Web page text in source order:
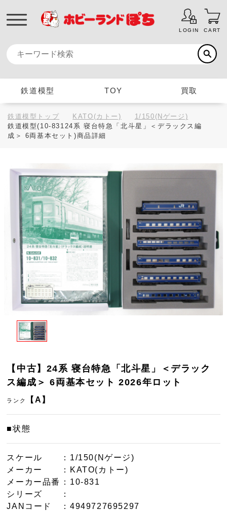
LOGIN CART
鉄道模型 TOY 買取
鉄道模型トップ KATO(カトー)
1/150(Nゲージ)
鉄道模型(10-83124系 寝台特急「北斗星」＜デラックス編
成＞ 6両基本セット)商品詳細
【中古】24系 寝台特急「北斗星」＜デラック
ス編成＞ 6両基本セット 2026年ロット
ランク 【A】
■状態
スケール
：1/150(Nゲージ)
メーカー
：KATO(カトー)
メーカー品番
：10-831
シリーズ
：
JANコード
：4949727695297